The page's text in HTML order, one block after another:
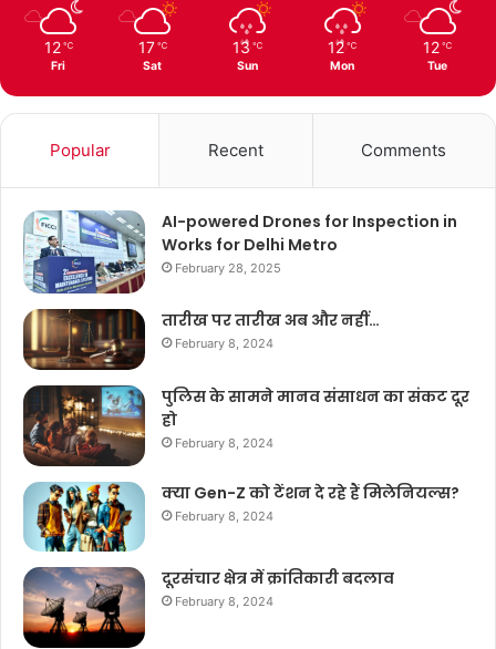
12 ℃
Fri
17 ℃
Sat
13 ℃
Sun
12 ℃
Mon
12 ℃
Tue
Popular Recent Comments
AI-powered Drones for Inspection in
Works for Delhi Metro
February 28, 2025
तारीख पर तारीख अब और नहीं…
February 8, 2024
पुलिस के सामने मानव संसाधन का संकट दूर
हो
February 8, 2024
क्या Gen-Z को टेंशन दे रहे हैं मिलेनियल्स?
February 8, 2024
दूरसंचार क्षेत्र में क्रांतिकारी बदलाव
February 8, 2024